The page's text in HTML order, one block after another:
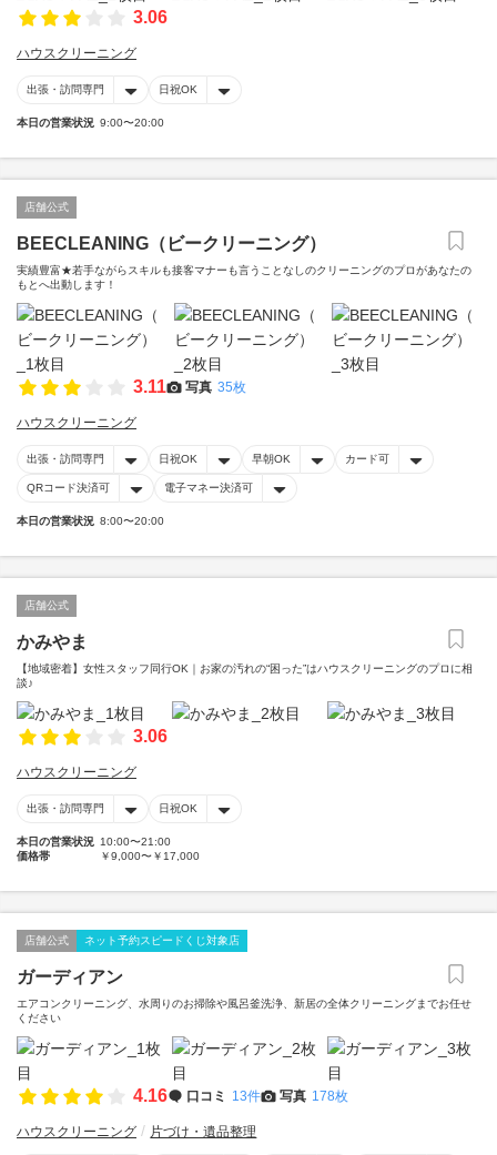
3.06
ハウスクリーニング
出張・訪問専門 日祝OK
本日の営業状況 9:00〜20:00
店舗公式
BEECLEANING（ビークリーニング）
実績豊富★若手ながらスキルも接客マナーも言うことなしのクリーニングのプロがあなたの
もとへ出動します！
3.11 写真 35枚
ハウスクリーニング
出張・訪問専門 日祝OK 早朝OK カード可
QRコード決済可 電子マネー決済可
本日の営業状況 8:00〜20:00
店舗公式
かみやま
【地域密着】女性スタッフ同行OK｜お家の汚れの“困った”はハウスクリーニングのプロに相
談♪
3.06
ハウスクリーニング
出張・訪問専門 日祝OK
本日の営業状況 10:00〜21:00
価格帯
￥9,000〜￥17,000
店舗公式 ネット予約スピードくじ対象店
ガーディアン
エアコンクリーニング、水周りのお掃除や風呂釜洗浄、新居の全体クリーニングまでお任せ
ください
4.16 口コミ 13件 写真 178枚
ハウスクリーニング 片づけ・遺品整理